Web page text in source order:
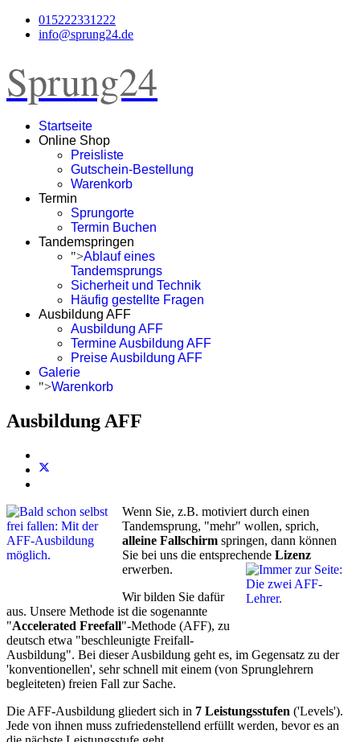
015222331222
info@sprung24.de
Sprung24
Startseite
Online Shop
Preisliste
Gutschein-Bestellung
Warenkorb
Termin
Sprungorte
Termin Buchen
Tandemspringen
">Ablauf eines
Tandemsprungs
Sicherheit und Technik
Häufig gestellte Fragen
Ausbildung AFF
Ausbildung AFF
Termine Ausbildung AFF
Preise Ausbildung AFF
Galerie
">Warenkorb
Ausbildung AFF
Wenn Sie, z.B. motiviert durch einen
Tandemsprung, "mehr" wollen, sprich,
alleine Fallschirm springen, dann können
Sie bei uns die entsprechende Lizenz
erwerben.
Wir bilden Sie dafür
aus. Unsere Methode ist die sogenannte
"Accelerated Freefall"-Methode (AFF), zu
deutsch etwa "beschleunigte Freifall-
Ausbildung". Bei dieser Ausbildung geht es, im Gegensatz zu der
'konventionellen', sehr schnell mit einem (von Sprunglehrern
begleiteten) freien Fall zur Sache.
Die AFF-Ausbildung gliedert sich in 7 Leistungsstufen ('Levels').
Jede von ihnen muss zufriedenstellend erfüllt werden, bevor es an